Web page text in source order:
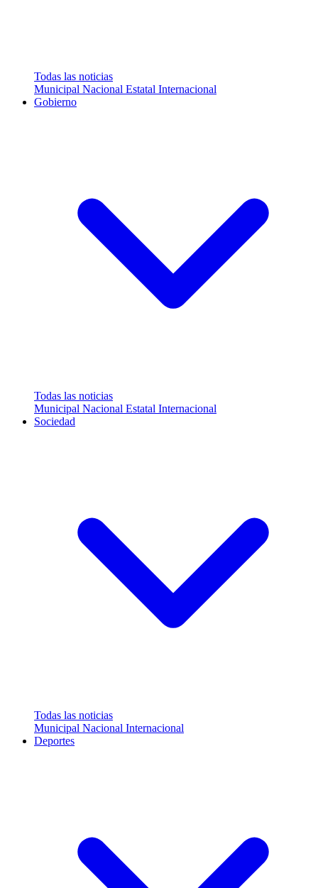
Todas las noticias
Municipal Nacional Estatal Internacional
Gobierno
Todas las noticias
Municipal Nacional Estatal Internacional
Sociedad
Todas las noticias
Municipal Nacional Internacional
Deportes